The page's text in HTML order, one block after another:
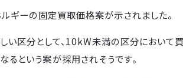
ギーの固定買取価格案が示されました。
い区分として、10kW未満の区分において
という案が採用されそうです。